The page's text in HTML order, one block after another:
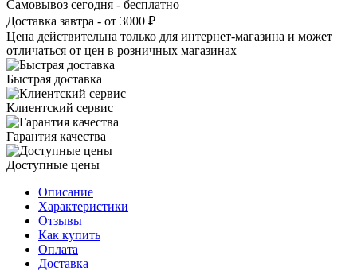
Самовывоз сегодня - бесплатно
Доставка завтра - от 3000 ₽
Цена действительна только для интернет-магазина и может
отличаться от цен в розничных магазинах
Быстрая доставка
Клиентский сервис
Гарантия качества
Доступные цены
Описание
Характеристики
Отзывы
Как купить
Оплата
Доставка